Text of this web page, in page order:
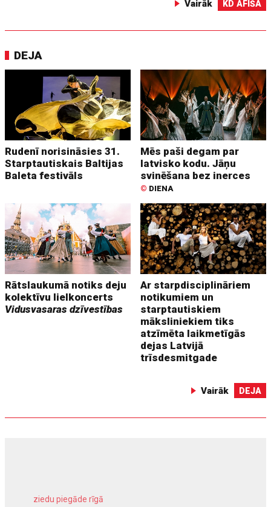
Vairāk KD AFIŠA
DEJA
Rudenī norisināsies 31.
Starptautiskais Baltijas
Baleta festivāls
Mēs paši degam par
latvisko kodu. Jāņu
svinēšana bez inerces
© DIENA
Rātslaukumā notiks deju
kolektīvu lielkoncerts
Vidusvasaras dzīvestības
Ar starpdisciplināriem
notikumiem un
starptautiskiem
māksliniekiem tiks
atzīmēta laikmetīgās
dejas Latvijā
trīsdesmitgade
Vairāk DEJA
ziedu piegāde rīgā